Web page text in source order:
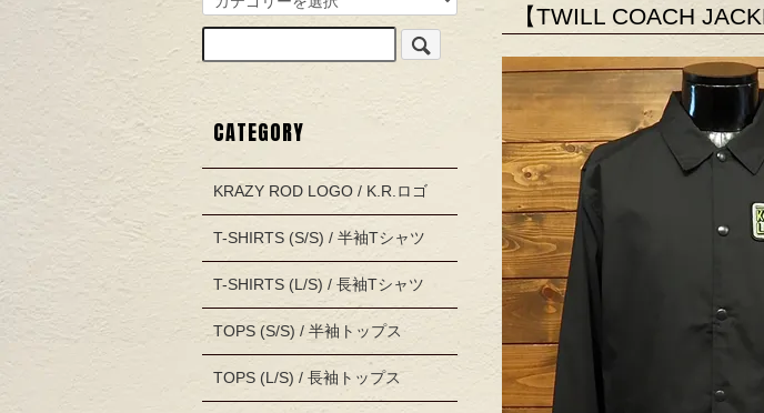
【TWILL COACH
CATEGORY
KRAZY ROD LOGO / K.R.ロゴ
T-SHIRTS (S/S) / 半袖Tシャツ
T-SHIRTS (L/S) / 長袖Tシャツ
TOPS (S/S) / 半袖トップス
TOPS (L/S) / 長袖トップス